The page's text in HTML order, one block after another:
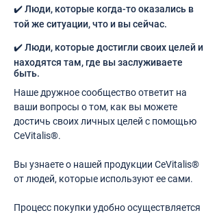
✔️ Люди, которые когда-то оказались в
той же ситуации, что и вы сейчас.
✔️ Люди, которые достигли своих целей и
находятся там, где вы заслуживаете
быть.
Наше дружное сообщество ответит на
ваши вопросы о том, как вы можете
достичь своих личных целей с помощью
CeVitalis®.
Вы узнаете о нашей продукции CeVitalis®
от людей, которые используют ее сами.
Процесс покупки удобно осуществляется